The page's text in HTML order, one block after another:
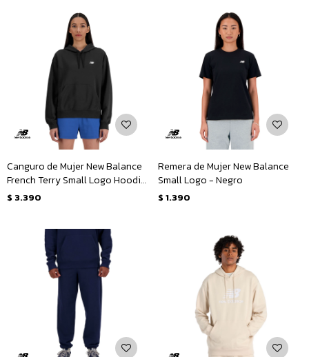
Canguro de Mujer New Balance
French Terry Small Logo Hoodie
- Negro
$ 3.390
Remera de Mujer New Balance
Small Logo - Negro
$ 1.390